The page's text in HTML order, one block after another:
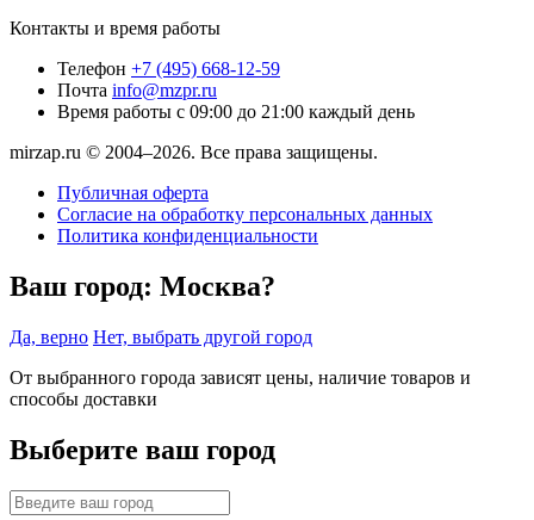
Контакты и время работы
Телефон +7 (495) 668-12-59
Почта info@mzpr.ru
Время работы с 09:00 до 21:00 каждый день
mirzap.ru © 2004–2026. Все права защищены.
Публичная оферта
Согласие на обработку персональных данных
Политика конфиденциальности
Ваш город: Москва?
Да, верно Нет, выбрать другой город
От выбранного города зависят цены, наличие товаров и
способы доставки
Выберите ваш город